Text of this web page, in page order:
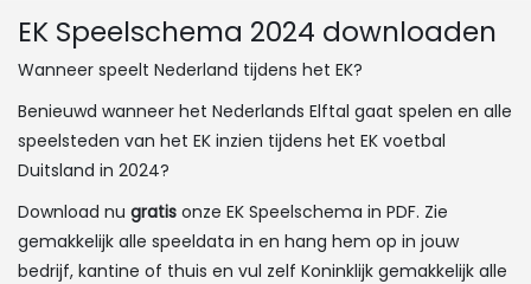
EK Speelschema 2024 downloaden
Wanneer speelt Nederland tijdens het EK?
Benieuwd wanneer het Nederlands Elftal gaat spelen en alle
speelsteden van het EK inzien tijdens het EK voetbal
Duitsland in 2024?
Download nu gratis onze EK Speelschema in PDF. Zie
gemakkelijk alle speeldata in en hang hem op in jouw
bedrijf, kantine of thuis en vul zelf Koninklijk gemakkelijk alle